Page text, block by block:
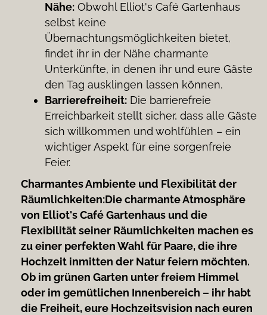
Nähe: Obwohl Elliot's Café Gartenhaus
selbst keine
Übernachtungsmöglichkeiten bietet,
findet ihr in der Nähe charmante
Unterkünfte, in denen ihr und eure Gäste
den Tag ausklingen lassen können.
Barrierefreiheit: Die barrierefreie
Erreichbarkeit stellt sicher, dass alle Gäste
sich willkommen und wohlfühlen – ein
wichtiger Aspekt für eine sorgenfreie
Feier.
Charmantes Ambiente und Flexibilität der
Räumlichkeiten:Die charmante Atmosphäre
von Elliot's Café Gartenhaus und die
Flexibilität seiner Räumlichkeiten machen es
zu einer perfekten Wahl für Paare, die ihre
Hochzeit inmitten der Natur feiern möchten.
Ob im grünen Garten unter freiem Himmel
oder im gemütlichen Innenbereich – ihr habt
die Freiheit, eure Hochzeitsvision nach euren